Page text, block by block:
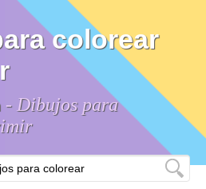
colorear
- Dibujos para